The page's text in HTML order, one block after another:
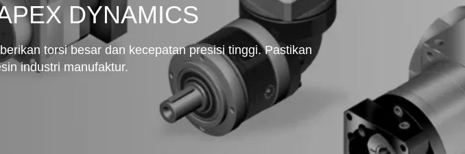
DYNAMICS
torsi besar dan kecepatan presisi tinggi. Pastikan
industri manufaktur.